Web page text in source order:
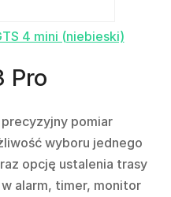
4 mini (niebieski)
Pro
pomiar
wyboru jednego
opcję ustalenia trasy
alarm, timer, monitor